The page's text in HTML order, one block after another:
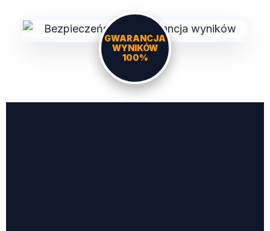
GWARANCJA
WYNIKÓW
100%